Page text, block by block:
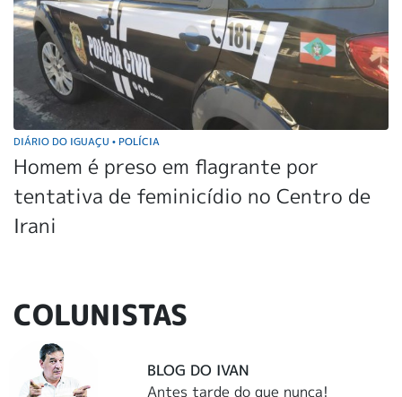
DIÁRIO DO IGUAÇU • POLÍCIA
Homem é preso em flagrante por
tentativa de feminicídio no Centro de
Irani
COLUNISTAS
BLOG DO IVAN
Antes tarde do que nunca!